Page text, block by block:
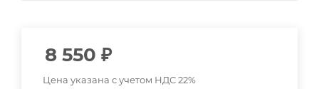
8 550 ₽
Цена указана с учетом НДС 22%